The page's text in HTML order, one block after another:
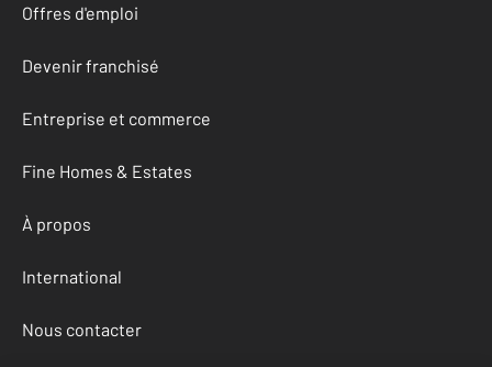
Offres d'emploi
Devenir franchisé
Entreprise et commerce
Fine Homes & Estates
À propos
International
Nous contacter